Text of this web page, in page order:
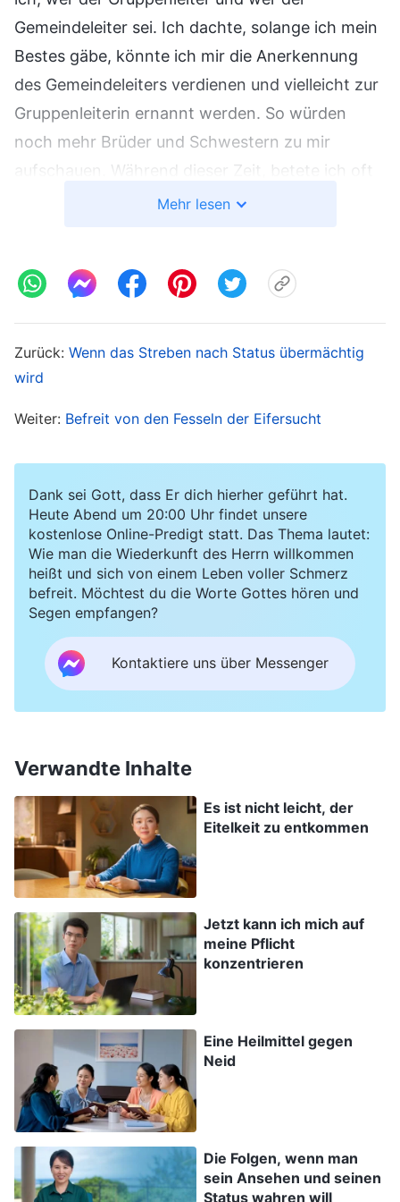
Gemeindeleiter sei. Ich dachte, solange ich mein
Bestes gäbe, könnte ich mir die Anerkennung
des Gemeindeleiters verdienen und vielleicht zur
Gruppenleiterin ernannt werden. So würden
noch mehr Brüder und Schwestern zu mir
aufschauen. Während dieser Zeit, betete ich oft
und vertraute auf Gott, wenn es in meinen
meiner Pflicht, was mich sehr glücklich machte.
hatte. Mir ging es nur um die Bewunderung der
erfüllen, aber Gott sieht in unsere Herzen und Er
Ich betete zu Gott und bat Ihn um Seine
Führung, um meine falschen Absichten
aufzugeben. Nachdem ich gebetet hatte, fühlte
ich mich etwas besser. Dennoch strebte ich oft
weiterhin unbewusst danach, dass die Leute zu
mir aufschauten. Wenn ich sah, wie andere ihre
Pflicht gut erfüllten, wollte ich sie übertreffen.
Ich wusste, dass es falsch war, so zu denken,
aber ich konnte nicht anders. Ich konnte mich
erfüllen. Mein Zustand wurde immer schlechter
und ich war schließlich unfähig, meine Pflicht zu
erfüllen. Später habe ich zu Gott gebetet und bat
Ihn, mir zu helfen und mich dabei zu führen, von
dieser falschen Absicht abzulassen. Eines Tages
sah ich in einem Zeugnisvideo eine Passage aus
Gottes Wort, die mir ein wenig Erkenntnis über
mich selbst brachte.Der Allmächtige Gott
„Antichristen gehen ihrer Pflicht nur widerwillig
nach, um Segnungen zu erhalten. Sie
erkundigen sich auch, ob sie sich zur Schau
stellen können und andere dadurch, dass sie
einer Pflicht nachgehen, zu ihnen aufsehen,
und ob die Oberen oder Gott wissen werden, ob
sie dieser Pflicht nachkommen. All das sind
Mehr lesen
Zurück: Wenn das Streben nach Status übermächtig
wird
Weiter: Befreit von den Fesseln der Eifersucht
Dank sei Gott, dass Er dich hierher geführt hat.
Heute Abend um 20:00 Uhr findet unsere
kostenlose Online-Predigt statt. Das Thema lautet:
Wie man die Wiederkunft des Herrn willkommen
heißt und sich von einem Leben voller Schmerz
befreit. Möchtest du die Worte Gottes hören und
Segen empfangen?
Kontaktiere uns über Messenger
Verwandte Inhalte
Es ist nicht leicht, der
Eitelkeit zu entkommen
Jetzt kann ich mich auf
meine Pflicht
konzentrieren
Eine Heilmittel gegen
Neid
Die Folgen, wenn man
sein Ansehen und seinen
Status wahren will